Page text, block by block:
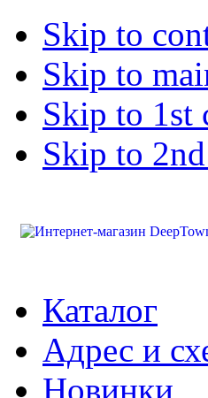
Skip to
Skip to
Skip to 1st
Skip to
Каталог
Адрес и
Новинки